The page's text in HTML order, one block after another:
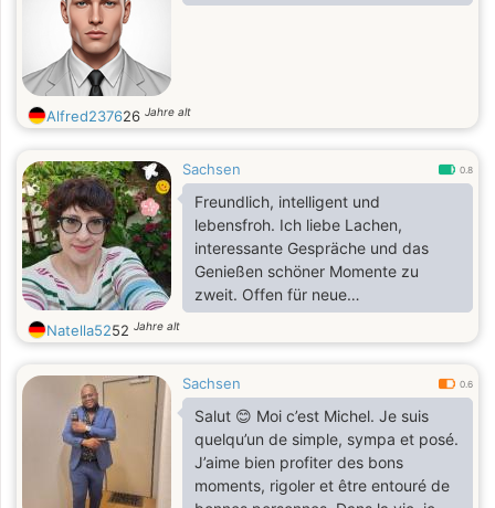
Alfred237626 Jahre alt
Sachsen 0.8
Freundlich, intelligent und
lebensfroh. Ich liebe Lachen,
interessante Gespräche und das
Genießen schöner Momente zu
zweit. Offen für neue
Bekanntschaften und gemeinsame
Abenteuer.
Natella5252 Jahre alt
Sachsen 0.6
Salut 😊 Moi c’est Michel. Je suis
quelqu’un de simple, sympa et posé.
J’aime bien profiter des bons
moments, rigoler et être entouré de